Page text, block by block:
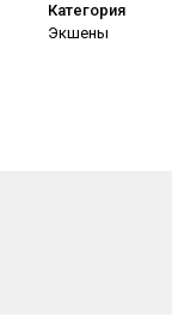
Категория
Экшены